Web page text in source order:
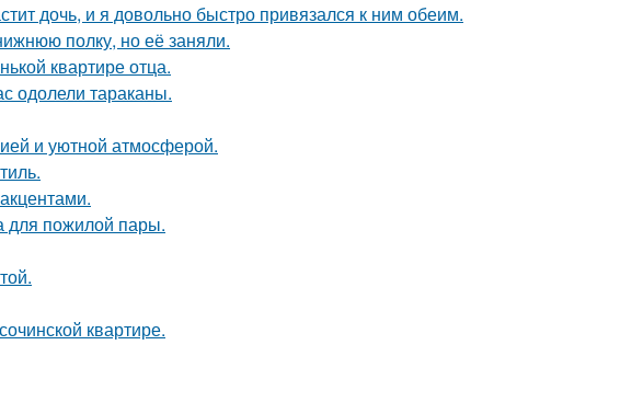
дочь, и я довольно быстро привязался к ним обеим.
полку, но её заняли.
квартире отца.
одолели тараканы.
и уютной атмосферой.
для пожилой пары.
квартире.